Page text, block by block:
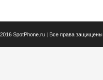
2016 SpotPhone.ru | Все права защищены.